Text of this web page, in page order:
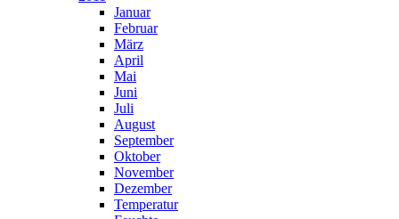
Januar
Februar
März
April
Mai
Juni
Juli
August
September
Oktober
November
Dezember
Temperatur